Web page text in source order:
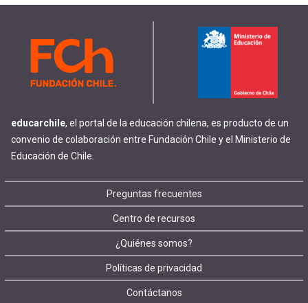
educarchile, el portal de la educación chilena, es producto de un
convenio de colaboración entre Fundación Chile y el Ministerio de
Educación de Chile.
Footer
menu
Preguntas frecuentes
Centro de recursos
¿Quiénes somos?
Políticas de privacidad
Contáctanos